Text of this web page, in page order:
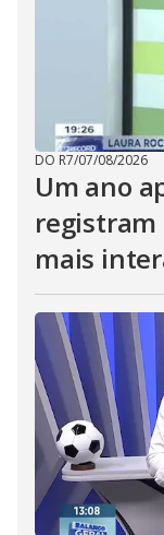
DO R7/07/08/2026
Um ano
registram
mais